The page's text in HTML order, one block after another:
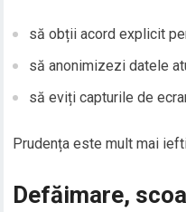
să obții acord explicit
să anonimizezi datele
să eviți capturile de
Prudența este mult mai
Defăimare,